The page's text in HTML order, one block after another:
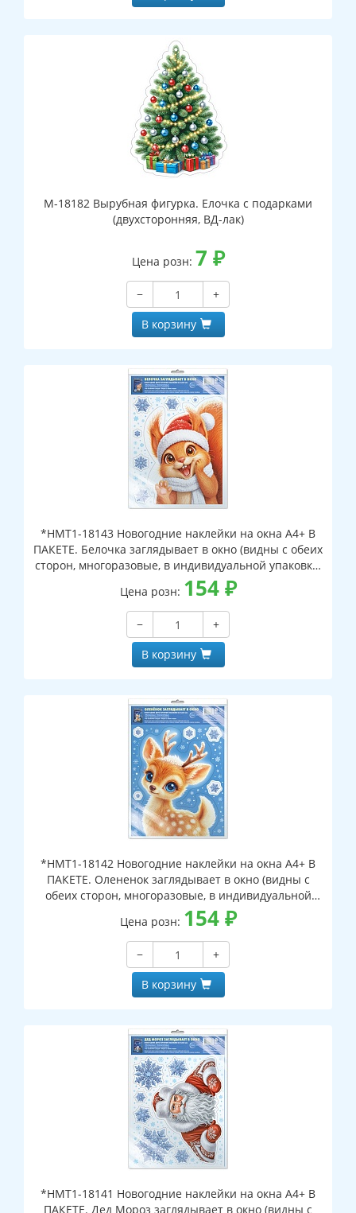
М-18182 Вырубная фигурка. Елочка с подарками
(двухсторонняя, ВД-лак)
Цена розн: 7 ₽
−
+
В корзину
*НМТ1-18143 Новогодние наклейки на окна А4+ В
ПАКЕТЕ. Белочка заглядывает в окно (видны с обеих
сторон, многоразовые, в индивидуальной упаковке,
с европодвесом и клеевым клапаном)
Цена розн: 154₽
−
+
В корзину
*НМТ1-18142 Новогодние наклейки на окна А4+ В
ПАКЕТЕ. Олененок заглядывает в окно (видны с
обеих сторон, многоразовые, в индивидуальной
упаковке, с европодвесом и клеевым клапаном)
Цена розн: 154₽
−
+
В корзину
*НМТ1-18141 Новогодние наклейки на окна А4+ В
ПАКЕТЕ. Дед Мороз заглядывает в окно (видны с